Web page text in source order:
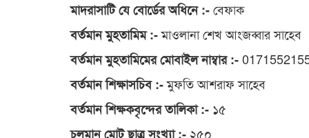
মাদরাসাটি যে বোর্ডের অধিনে :-বেফাক
বর্তমান মুহতামিম :-মাওলানা শেখ আংজব্বার সাহেব
বর্তমান মুহতামিমের মোবাইল নাম্বার :-
বর্তমান শিক্ষাসচিব :-মুফতি আশরাফ সাহেব
বর্তমান শিক্ষকবৃন্দের তালিকা :- ১৫
চলমান মোট ছাত্র সংখ্যা :- ২৫০